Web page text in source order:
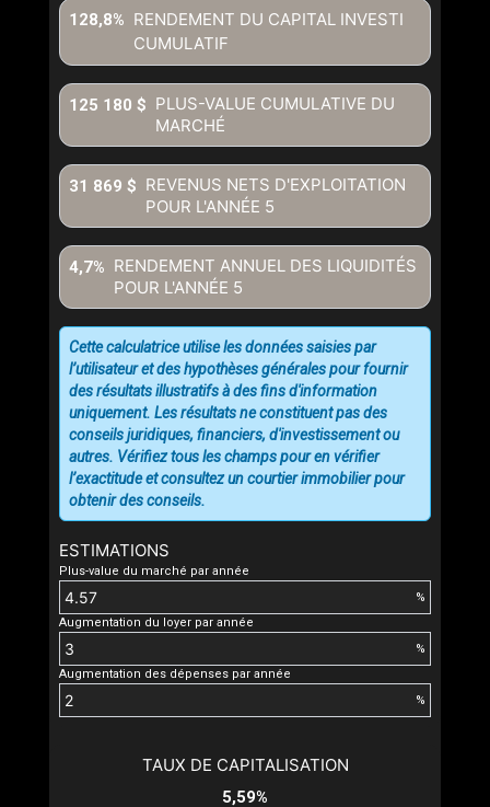
RENDEMENT DU CAPITAL INVESTI
CUMULATIF
128,8%
PLUS-VALUE CUMULATIVE DU
MARCHÉ
125 180 $
REVENUS NETS D'EXPLOITATION
POUR L'ANNÉE 5
31 869 $
RENDEMENT ANNUEL DES LIQUIDITÉS
POUR L'ANNÉE 5
4,7%
ESTIMATIONS
Plus-value du marché par année
%
Augmentation du loyer par année
%
Augmentation des dépenses par année
%
Cette calculatrice utilise les données saisies par
l’utilisateur et des hypothèses générales pour fournir
des résultats illustratifs à des fins d'information
uniquement. Les résultats ne constituent pas des
conseils juridiques, financiers, d'investissement ou
autres. Vérifiez tous les champs pour en vérifier
l’exactitude et consultez un courtier immobilier pour
obtenir des conseils.
TAUX DE CAPITALISATION
5,59%